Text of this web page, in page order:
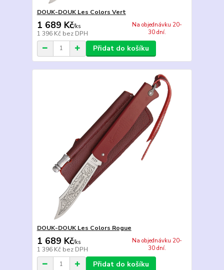
DOUK-DOUK Les Colors Vert
1 689 Kč/ks
1 396 Kč bez DPH
Na objednávku 20-
30 dní.
Přidat do košíku
DOUK-DOUK Les Colors Rogue
1 689 Kč/ks
1 396 Kč bez DPH
Na objednávku 20-
30 dní.
Přidat do košíku